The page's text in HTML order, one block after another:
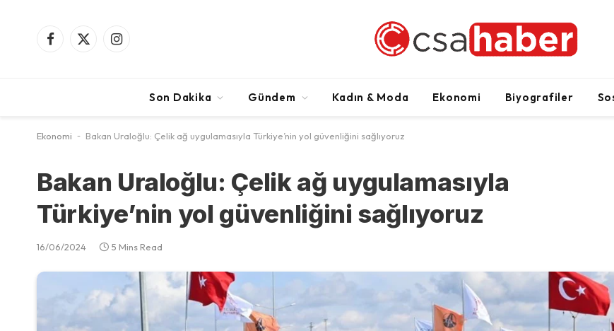
Facebook
X
Instagram
Son Dakika Gündem Kadın & Moda Ekonomi Biyografiler
Ekonomi - Bakan Uraloğlu: Çelik ağ uygulamasıyla Türkiye’nin yol güvenliğini sağlıyoruz
Bakan Uraloğlu: Çelik ağ uygulamasıyla
Türkiye’nin yol güvenliğini sağlıyoruz
16/06/2024 5 Mins Read